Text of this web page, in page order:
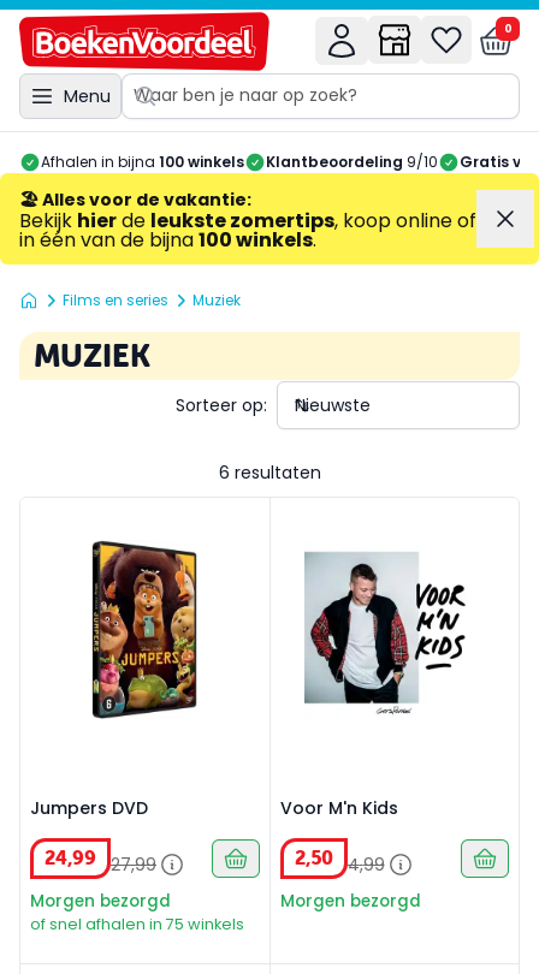
Menu
0
Afhalen in bijna 100 winkels Klantbeoordeling 9/10 Gratis
🏖️ Alles voor de vakantie:
Bekijk hierde leukste zomertips, koop online of
in één van de bijna100 winkels.
Films en series Muziek
MUZIEK
6 resultaten
Sorteer op:
Jumpers DVD
24,99 27,99
Morgen bezorgd
of snel afhalen in 75 winkels
Voor M'n Kids
2,50 4,99
Morgen bezorgd